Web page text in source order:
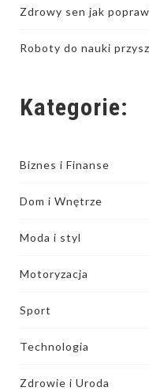
Zdrowy sen jak
Roboty do nauki
Kategorie:
Biznes i Finanse
Dom i Wnętrze
Moda i styl
Motoryzacja
Sport
Technologia
Zdrowie i Uroda